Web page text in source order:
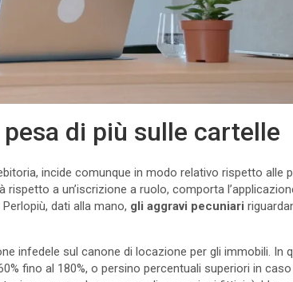
di più sulle cartelle
incide comunque in modo relativo rispetto alle
a un’iscrizione a ruolo, comporta
dati alla mano, gli aggravi pecuniari
infedele sul canone di locazione per gli immobili. In
fino al 180%, o persino percentuali superiori in caso